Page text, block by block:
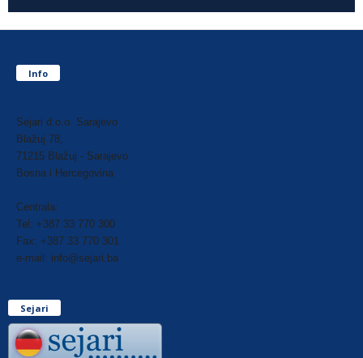
Info
Sejari d.o.o. Sarajevo
Blažuj 78,
71215 Blažuj - Sarajevo
Bosna i Hercegovina
Centrala:
Tel: +387 33 770 300
Fax: +387 33 770 301
e-mail: info@sejari.ba
Sejari